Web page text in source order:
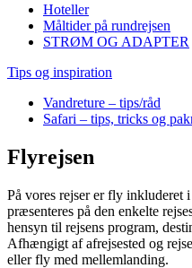
Hoteller
Måltider på rundrejsen
STRØM OG ADAPTER
Tips og inspiration
Vandreture – tips/råd
Safari – tips, tricks og
Flyrejsen
På vores rejser er fly inkluderet
præsenteres på den enkelte
hensyn til rejsens program,
Afhængigt af afrejsested og
eller fly med mellemlanding.